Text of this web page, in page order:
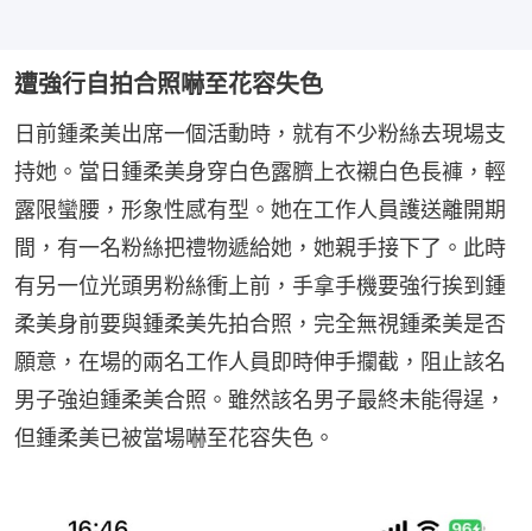
遭強行自拍合照嚇至花容失色
日前鍾柔美出席一個活動時，就有不少粉絲去現場支
持她。當日鍾柔美身穿白色露臍上衣襯白色長褲，輕
露限蠻腰，形象性感有型。她在工作人員護送離開期
間，有一名粉絲把禮物遞給她，她親手接下了。此時
有另一位光頭男粉絲衝上前，手拿手機要強行挨到鍾
柔美身前要與鍾柔美先拍合照，完全無視鍾柔美是否
願意，在場的兩名工作人員即時伸手攔截，阻止該名
男子強迫鍾柔美合照。雖然該名男子最終未能得逞，
但鍾柔美已被當場嚇至花容失色。